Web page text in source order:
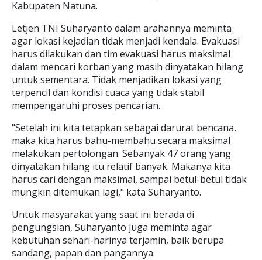
Kabupaten Natuna.
Letjen TNI Suharyanto dalam arahannya meminta
agar lokasi kejadian tidak menjadi kendala. Evakuasi
harus dilakukan dan tim evakuasi harus maksimal
dalam mencari korban yang masih dinyatakan hilang
untuk sementara. Tidak menjadikan lokasi yang
terpencil dan kondisi cuaca yang tidak stabil
mempengaruhi proses pencarian.
"Setelah ini kita tetapkan sebagai darurat bencana,
maka kita harus bahu-membahu secara maksimal
melakukan pertolongan. Sebanyak 47 orang yang
dinyatakan hilang itu relatif banyak. Makanya kita
harus cari dengan maksimal, sampai betul-betul tidak
mungkin ditemukan lagi," kata Suharyanto.
Untuk masyarakat yang saat ini berada di
pengungsian, Suharyanto juga meminta agar
kebutuhan sehari-harinya terjamin, baik berupa
sandang, papan dan pangannya.